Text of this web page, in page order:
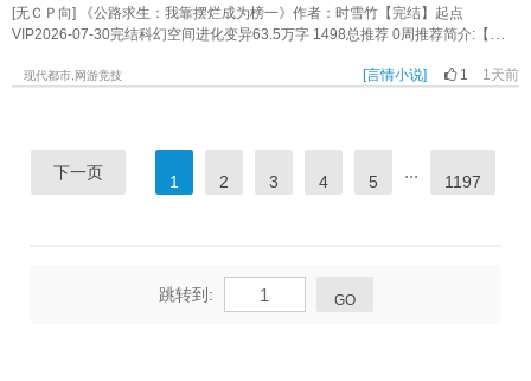
爷冲喜后，她无敌了》作者：金豆银豆小甜豆
[无ＣＰ向] 《公路求生：我靠摆烂成为榜一》作者：时雪竹【完结】起点
VIP2026-07-30完结科幻空间进化变异63.5万字 1498总推荐 0周推荐简介:【公路
里，天崩开局一无所有。面对这样的现实，苏娅只用了三秒就接受了，然后决定
好种菜除草。月末一看排行榜。苏娅：“诶，我怎么又是第一啊，真烦人。”标签：
学生《公路求生：我靠摆烂成为榜一》作者：时雪竹
现代都市,网游竞技 [言情小说] 1 1天前
下一页 1 2 3 4 5 ... 1197
跳转到: GO